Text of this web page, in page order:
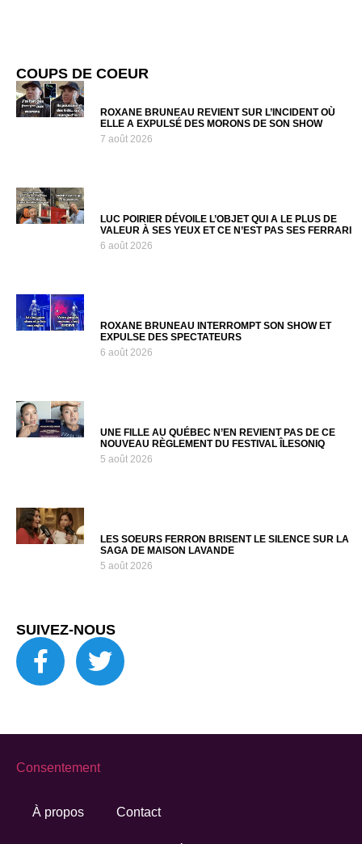
COUPS DE COEUR
ROXANE BRUNEAU REVIENT SUR L’INCIDENT OÙ
ELLE A EXPULSÉ DES MORONS DE SON SHOW
7 août 2026
LUC POIRIER DÉVOILE L’OBJET QUI A LE PLUS DE
VALEUR À SES YEUX ET CE N’EST PAS SES FERRARI
6 août 2026
ROXANE BRUNEAU INTERROMPT SON SHOW ET
EXPULSE DES SPECTATEURS
6 août 2026
UNE FILLE AU QUÉBEC N’EN REVIENT PAS DE CE
NOUVEAU RÈGLEMENT DU FESTIVAL ÎLESONIQ
5 août 2026
LES SOEURS FERRON BRISENT LE SILENCE SUR LA
SAGA DE MAISON LAVANDE
5 août 2026
SUIVEZ-NOUS
À propos Contact
Consentement